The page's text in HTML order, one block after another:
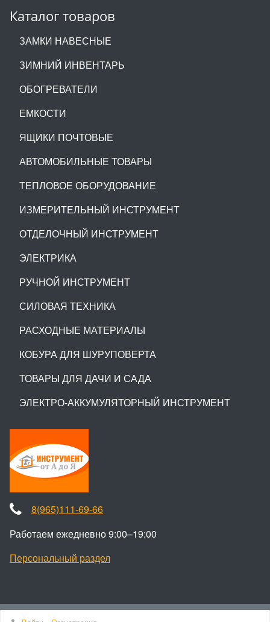
Каталог товаров
ЗАМКИ НАВЕСНЫЕ
ЗИМНИЙ ИНВЕНТАРЬ
ОБОГРЕВАТЕЛИ
ЕМКОСТИ
ЯЩИКИ ПОЧТОВЫЕ
АВТОМОБИЛЬНЫЕ ТОВАРЫ
ТЕПЛОВОЕ ОБОРУДОВАНИЕ
ИЗМЕРИТЕЛЬНЫЙ ИНСТРУМЕНТ
ОТДЕЛОЧНЫЙ ИНСТРУМЕНТ
ЭЛЕКТРИКА
РУЧНОЙ ИНСТРУМЕНТ
СИЛОВАЯ ТЕХНИКА
РАСХОДНЫЕ МАТЕРИАЛЫ
КОБУРА ДЛЯ ШУРУПОВЕРТА
ТОВАРЫ ДЛЯ ДАЧИ И САДА
ЭЛЕКТРО-АККУМУЛЯТОРНЫЙ ИНСТРУМЕНТ
8(965)111-69-66
Работаем ежедневно 9:00–19:00
Персональный раздел